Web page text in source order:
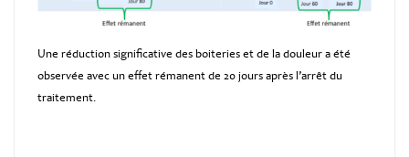
Une réduction significative des boiteries et de la douleur a été
observée avec un effet rémanent de 20 jours après l’arrêt du
traitement.